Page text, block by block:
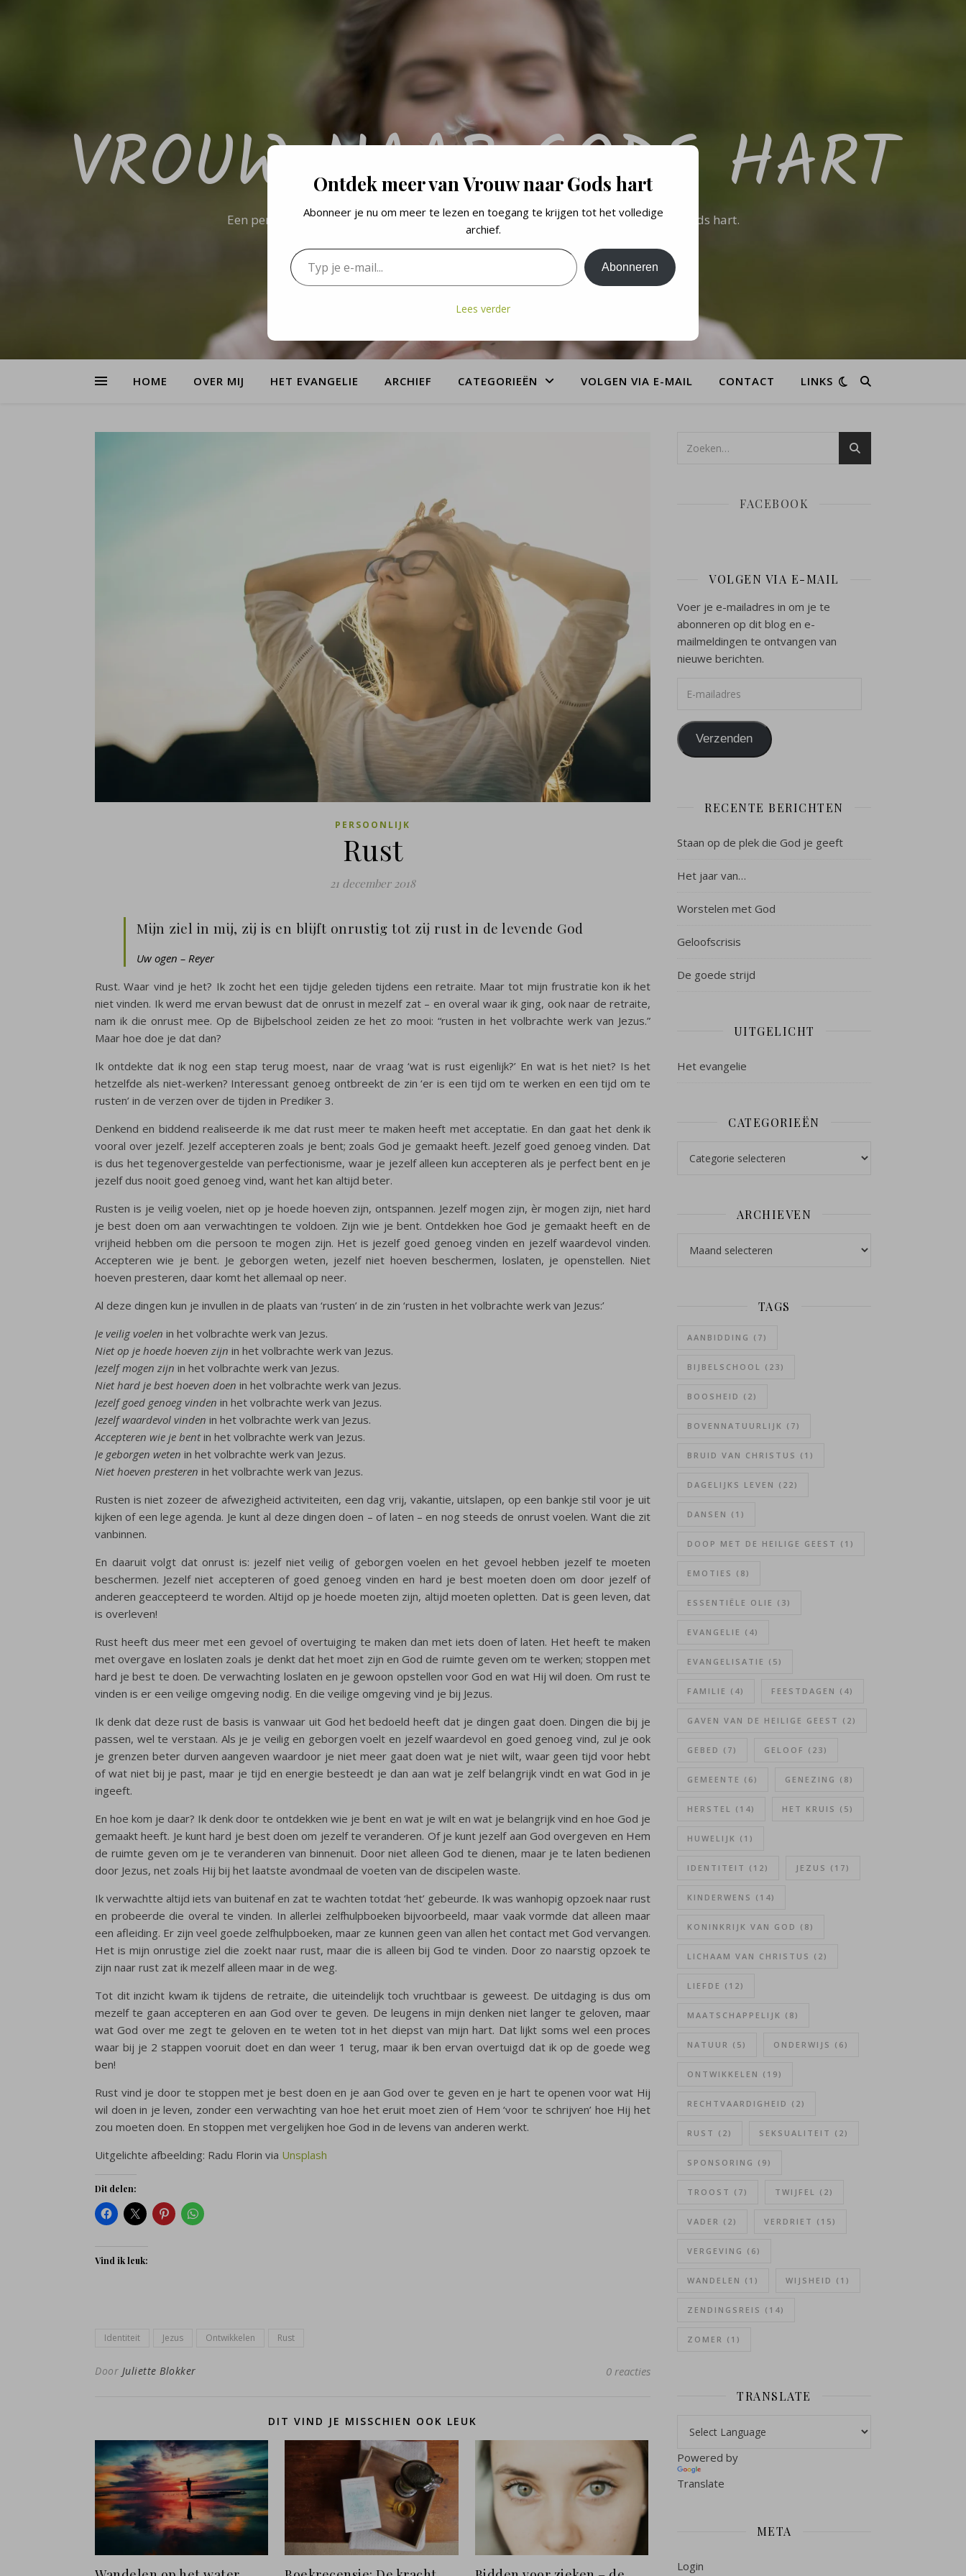
VROUW NAAR GODS HART
Een persoonlijk blog over de levenslessen en geloofswandel van een vrouw naar Gods hart.
HOME OVER MIJ HET EVANGELIE ARCHIEF CATEGORIEËN VOLGEN VIA E-MAIL CONTACT LINKS
PERSOONLIJK
Rust
21 december 2018
Mijn ziel in mij, zij is en blijft onrustig tot zij rust in de levende God
Uw ogen – Reyer
Rust. Waar vind je het? Ik zocht het een tijdje geleden tijdens een retraite. Maar tot mijn frustratie kon ik het
niet vinden. Ik werd me ervan bewust dat de onrust in mezelf zat – en overal waar ik ging, ook naar de retraite,
nam ik die onrust mee. Op de Bijbelschool zeiden ze het zo mooi: “rusten in het volbrachte werk van Jezus.”
Maar hoe doe je dat dan?
Ik ontdekte dat ik nog een stap terug moest, naar de vraag ‘wat is rust eigenlijk?’ En wat is het niet? Is het
hetzelfde als niet-werken? Interessant genoeg ontbreekt de zin ‘er is een tijd om te werken en een tijd om te
rusten’ in de verzen over de tijden in Prediker 3.
Denkend en biddend realiseerde ik me dat rust meer te maken heeft met acceptatie. En dan gaat het denk ik
vooral over jezelf. Jezelf accepteren zoals je bent; zoals God je gemaakt heeft. Jezelf goed genoeg vinden. Dat
is dus het tegenovergestelde van perfectionisme, waar je jezelf alleen kun accepteren als je perfect bent en je
jezelf dus nooit goed genoeg vind, want het kan altijd beter.
Rusten is je veilig voelen, niet op je hoede hoeven zijn, ontspannen. Jezelf mogen zijn, ѐr mogen zijn, niet hard
je best doen om aan verwachtingen te voldoen. Zijn wie je bent. Ontdekken hoe God je gemaakt heeft en de
vrijheid hebben om die persoon te mogen zijn. Het is jezelf goed genoeg vinden en jezelf waardevol vinden.
Accepteren wie je bent. Je geborgen weten, jezelf niet hoeven beschermen, loslaten, je openstellen. Niet
hoeven presteren, daar komt het allemaal op neer.
Al deze dingen kun je invullen in de plaats van ‘rusten’ in de zin ‘rusten in het volbrachte werk van Jezus:’
Je veilig voelen in het volbrachte werk van Jezus.
Niet op je hoede hoeven zijn in het volbrachte werk van Jezus.
Jezelf mogen zijn in het volbrachte werk van Jezus.
Niet hard je best hoeven doen in het volbrachte werk van Jezus.
Jezelf goed genoeg vinden in het volbrachte werk van Jezus.
Jezelf waardevol vinden in het volbrachte werk van Jezus.
Accepteren wie je bentin het volbrachte werk van Jezus.
Je geborgen weten in het volbrachte werk van Jezus.
Niet hoeven presteren in het volbrachte werk van Jezus.
Rusten is niet zozeer de afwezigheid activiteiten, een dag vrij, vakantie, uitslapen, op een bankje stil voor je uit
kijken of een lege agenda. Je kunt al deze dingen doen – of laten – en nog steeds de onrust voelen. Want die zit
vanbinnen.
En daaruit volgt dat onrust is: jezelf niet veilig of geborgen voelen en het gevoel hebben jezelf te moeten
beschermen. Jezelf niet accepteren of goed genoeg vinden en hard je best moeten doen om door jezelf of
anderen geaccepteerd te worden. Altijd op je hoede moeten zijn, altijd moeten opletten. Dat is geen leven, dat
is overleven!
Rust heeft dus meer met een gevoel of overtuiging te maken dan met iets doen of laten. Het heeft te maken
met overgave en loslaten zoals je denkt dat het moet zijn en God de ruimte geven om te werken; stoppen met
hard je best te doen. De verwachting loslaten en je gewoon opstellen voor God en wat Hij wil doen. Om rust te
vinden is er een veilige omgeving nodig. En die veilige omgeving vind je bij Jezus.
Ik denk dat deze rust de basis is vanwaar uit God het bedoeld heeft dat je dingen gaat doen. Dingen die bij je
passen, wel te verstaan. Als je je veilig en geborgen voelt en jezelf waardevol en goed genoeg vind, zul je ook
je grenzen beter durven aangeven waardoor je niet meer gaat doen wat je niet wilt, waar geen tijd voor hebt
of wat niet bij je past, maar je tijd en energie besteedt je dan aan wat je zelf belangrijk vindt en wat God in je
ingeeft.
En hoe kom je daar? Ik denk door te ontdekken wie je bent en wat je wilt en wat je belangrijk vind en hoe God je
gemaakt heeft. Je kunt hard je best doen om jezelf te veranderen. Of je kunt jezelf aan God overgeven en Hem
de ruimte geven om je te veranderen van binnenuit. Door niet alleen God te dienen, maar je te laten bedienen
door Jezus, net zoals Hij bij het laatste avondmaal de voeten van de discipelen waste.
Ik verwachtte altijd iets van buitenaf en zat te wachten totdat ‘het’ gebeurde. Ik was wanhopig opzoek naar rust
en probeerde die overal te vinden. In allerlei zelfhulpboeken bijvoorbeeld, maar vaak vormde dat alleen maar
een afleiding. Er zijn veel goede zelfhulpboeken, maar ze kunnen geen van allen het contact met God vervangen.
Het is mijn onrustige ziel die zoekt naar rust, maar die is alleen bij God te vinden. Door zo naarstig opzoek te
zijn naar rust zat ik mezelf alleen maar in de weg.
Tot dit inzicht kwam ik tijdens de retraite, die uiteindelijk toch vruchtbaar is geweest. De uitdaging is dus om
mezelf te gaan accepteren en aan God over te geven. De leugens in mijn denken niet langer te geloven, maar
wat God over me zegt te geloven en te weten tot in het diepst van mijn hart. Dat lijkt soms wel een proces
waar bij je 2 stappen vooruit doet en dan weer 1 terug, maar ik ben ervan overtuigd dat ik op de goede weg
ben!
Rust vind je door te stoppen met je best doen en je aan God over te geven en je hart te openen voor wat Hij
wil doen in je leven, zonder een verwachting van hoe het eruit moet zien of Hem ‘voor te schrijven’ hoe Hij het
zou moeten doen. En stoppen met vergelijken hoe God in de levens van anderen werkt.
Uitgelichte afbeelding: Radu Florin via Unsplash
Dit delen:
Vind ik leuk:
Identiteit Jezus Ontwikkelen Rust
Door Juliette Blokker 0 reacties
DIT VIND JE MISSCHIEN OOK LEUK
FACEBOOK
VOLGEN VIA E-MAIL
Voer je e-mailadres in om je te
abonneren op dit blog en e-
mailmeldingen te ontvangen van
nieuwe berichten.
Verzenden
RECENTE BERICHTEN
Staan op de plek die God je geeft
Het jaar van…
Worstelen met God
Geloofscrisis
De goede strijd
UITGELICHT
Het evangelie
CATEGORIEËN
ARCHIEVEN
TAGS
AANBIDDING (7)
BIJBELSCHOOL (23)
BOOSHEID (2)
BOVENNATUURLIJK (7)
BRUID VAN CHRISTUS (1)
DAGELIJKS LEVEN (22)
DANSEN (1)
DOOP MET DE HEILIGE GEEST (1)
EMOTIES (8)
ESSENTIËLE OLIE (3)
EVANGELIE (4)
EVANGELISATIE (5)
FAMILIE (4) FEESTDAGEN (4)
GAVEN VAN DE HEILIGE GEEST (2)
GEBED (7) GELOOF (23)
GEMEENTE (6) GENEZING (8)
HERSTEL (14) HET KRUIS (5)
HUWELIJK (1)
IDENTITEIT (12) JEZUS (17)
KINDERWENS (14)
KONINKRIJK VAN GOD (8)
LICHAAM VAN CHRISTUS (2)
LIEFDE (12)
MAATSCHAPPELIJK (8)
NATUUR (5) ONDERWIJS (6)
ONTWIKKELEN (19)
RECHTVAARDIGHEID (2)
RUST (2) SEKSUALITEIT (2)
SPONSORING (9)
TROOST (7) TWIJFEL (2)
VADER (2) VERDRIET (15)
VERGEVING (6)
WANDELEN (1) WIJSHEID (1)
ZENDINGSREIS (14)
ZOMER (1)
TRANSLATE
Powered by
Translate
META
Login
Ontdek meer van Vrouw naar Gods hart
Abonneer je nu om meer te lezen en toegang te krijgen tot het volledige
archief.
Typ je e-mail...
Abonneren
Lees verder